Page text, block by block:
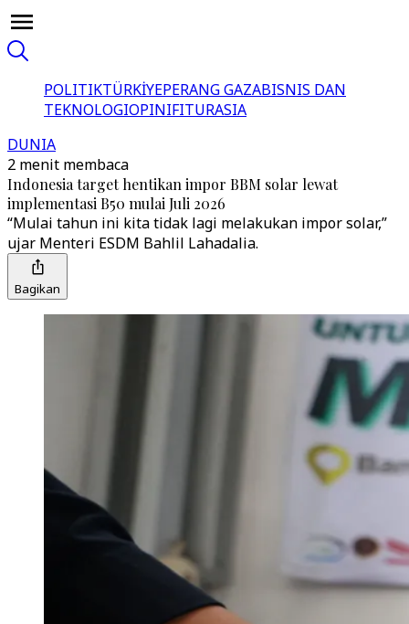
POLITIKTÜRKİYEPERANG GAZABISNIS DAN
TEKNOLOGIOPINIFITURASIA
DUNIA
2 menit membaca
Indonesia target hentikan impor BBM solar lewat
implementasi B50 mulai Juli 2026
“Mulai tahun ini kita tidak lagi melakukan impor solar,”
ujar Menteri ESDM Bahlil Lahadalia.
Bagikan